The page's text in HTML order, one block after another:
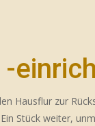
Hausflur zur
Stück weiter,